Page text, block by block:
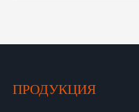
ПРОДУКЦИЯ